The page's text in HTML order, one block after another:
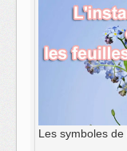
Les symboles